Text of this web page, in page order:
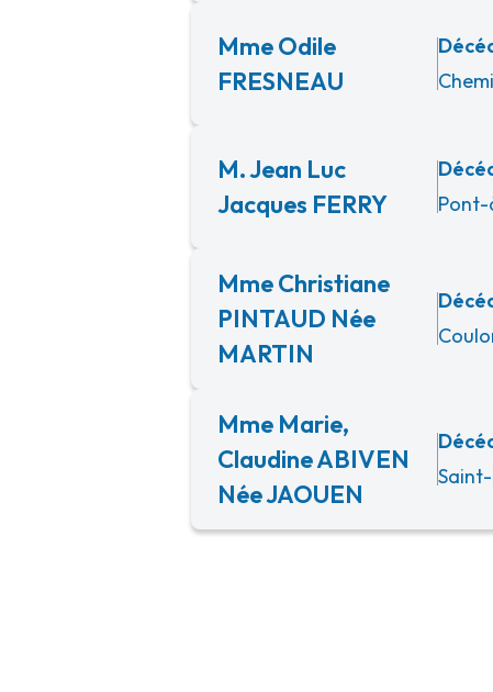
Mme Odile
FRESNEAU
M. Jean Luc
Jacques FERRY
Pont-
Mme Christiane
PINTAUD Née
MARTIN
Mme Marie,
Claudine ABIVEN
Née JAOUEN